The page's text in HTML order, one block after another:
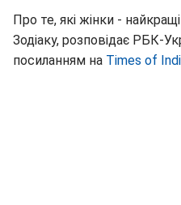
Про те, які жінки -
Зодіаку, розповідає РБК-
посиланням на Times of